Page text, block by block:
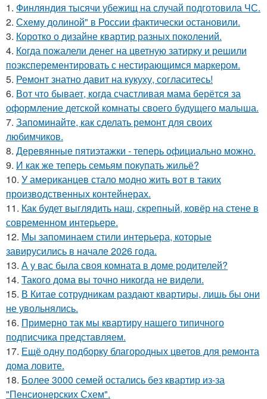
1. Финляндия тысячи убежищ на случай подготовила ЧС.
2. Схему долиной" в России фактически остановили.
3. Коротко о дизайне квартир разных поколений.
4. Когда пожалели денег на цветную затирку и решили
поэксперементировать с нестирающимся маркером.
5. Ремонт знатно давит на кукуху, согласитесь!
6. Вот что бывает, когда счастливая мама берётся за
оформление детской комнаты своего будущего малыша.
7. Запоминайте, как сделать ремонт для своих
любимчиков.
8. Деревянные пятиэтажки - теперь официально можно.
9. И как же теперь семьям покупать жильё?
10. У американцев стало модно жить вот в таких
производственных контейнерах.
11. Как будет выглядить наш, скрепный, ковёр на стене в
современном интерьере.
12. Мы запоминаем стили интерьера, которые
завирусились в начале 2026 года.
13. А у вас была своя комната в доме родителей?
14. Такого дома вы точно никогда не видели.
15. В Китае сотрудникам раздают квартиры, лишь бы они
не увольнялись.
16. Примерно так мы квартиру нашего типичного
подписчика представляем.
17. Ещё одну подборку благородных цветов для ремонта
дома ловите.
18. Более 3000 семей остались без квартир из-за
"Пенсионерских Схем".